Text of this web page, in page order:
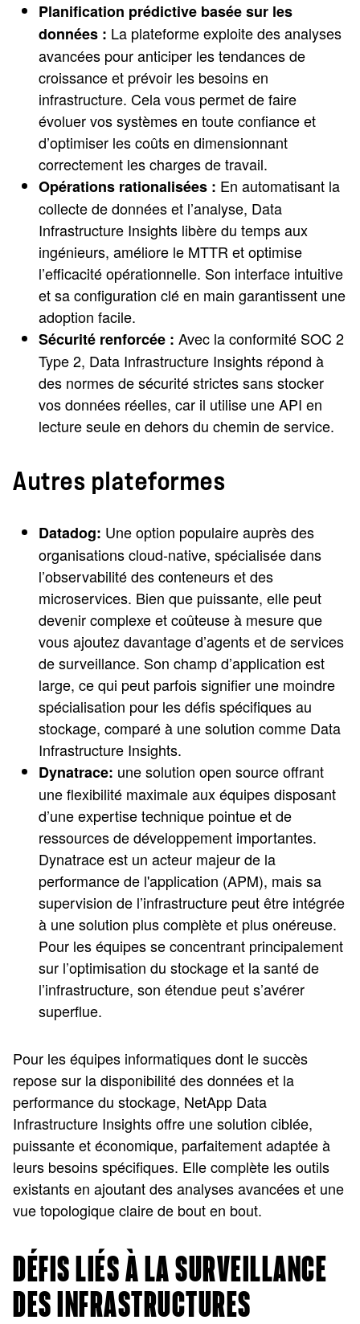
Planification prédictive basée sur les
données : La plateforme exploite des analyses
avancées pour anticiper les tendances de
croissance et prévoir les besoins en
infrastructure. Cela vous permet de faire
évoluer vos systèmes en toute confiance et
d’optimiser les coûts en dimensionnant
correctement les charges de travail.
Opérations rationalisées : En automatisant la
collecte de données et l’analyse, Data
Infrastructure Insights libère du temps aux
ingénieurs, améliore le MTTR et optimise
l’efficacité opérationnelle. Son interface intuitive
et sa configuration clé en main garantissent une
adoption facile.
Sécurité renforcée : Avec la conformité SOC 2
Type 2, Data Infrastructure Insights répond à
des normes de sécurité strictes sans stocker
vos données réelles, car il utilise une API en
lecture seule en dehors du chemin de service.
Autres plateformes
Datadog: Une option populaire auprès des
organisations cloud-native, spécialisée dans
l’observabilité des conteneurs et des
microservices. Bien que puissante, elle peut
devenir complexe et coûteuse à mesure que
vous ajoutez davantage d’agents et de services
de surveillance. Son champ d’application est
large, ce qui peut parfois signifier une moindre
spécialisation pour les défis spécifiques au
stockage, comparé à une solution comme Data
Infrastructure Insights.
Dynatrace: une solution open source offrant
une flexibilité maximale aux équipes disposant
d’une expertise technique pointue et de
ressources de développement importantes.
Dynatrace est un acteur majeur de la
performance de l'application (APM), mais sa
supervision de l’infrastructure peut être intégrée
à une solution plus complète et plus onéreuse.
Pour les équipes se concentrant principalement
sur l’optimisation du stockage et la santé de
l’infrastructure, son étendue peut s’avérer
superflue.
Pour les équipes informatiques dont le succès
repose sur la disponibilité des données et la
performance du stockage, NetApp Data
Infrastructure Insights offre une solution ciblée,
puissante et économique, parfaitement adaptée à
leurs besoins spécifiques. Elle complète les outils
existants en ajoutant des analyses avancées et une
vue topologique claire de bout en bout.
DÉFIS LIÉS À LA SURVEILLANCE
DES INFRASTRUCTURES